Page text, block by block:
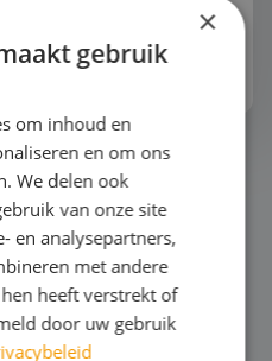
×
gebruik
om inhoud en
en om ons
We delen ook
van onze site
en analysepartners,
met andere
heeft verstrekt of
door uw gebruik